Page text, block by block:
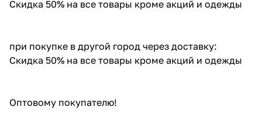
Скидка 50% на все товары кроме акций и одежды
при покупке в другой город через доставку:
Скидка 50% на все товары кроме акций и одежды
Оптовому покупателю!